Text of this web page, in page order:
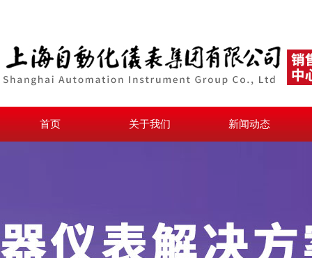
首页 关于我们 新闻动态